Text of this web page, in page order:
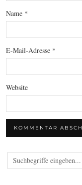
Name *
E-Mail-Adresse *
Website